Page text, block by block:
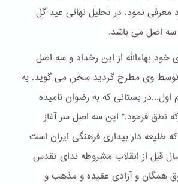
نمود. در تحلیل نهائی عید گل
سه اصل می باشد.
خود بهاءالله از این رخداد و سه اصل
توسط وی مطرح گردید سخن می گوید. به
اول...در بستانی که به رضوان نامیده
نطق فرمود." این سه اصل سر آغاز
طلیعه دار بیداری فرهنگی ایران است
که بیش از 40 سال قبل از انقلاب مشروطه ندای تقدس
همگان و آزادی عقیده و مذهب و